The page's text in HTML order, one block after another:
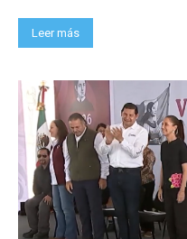
Leer más